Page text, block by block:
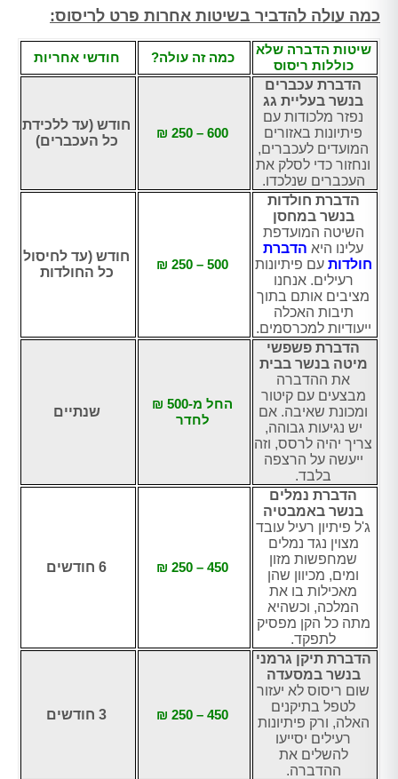
כמה עולה להדביר בשיטות אחרות פרט לריסוס:
שיטות הדברה שלא
כוללות ריסוס
כמה זה עולה?
חודשי אחריות
הדברת עכברים
בנשר בעליית גג
נפזר מלכודות עם
פיתיונות באזורים
המועדים לעכברים,
ונחזור כדי לסלק את
העכברים שנלכדו.
600 – 250 ₪
חודש (עד ללכידת
כל העכברים)
הדברת חולדות
בנשר במחסן
השיטה המועדפת
עלינו היא הדברת
חולדות עם פיתיונות
רעילים. אנחנו
מציבים אותם בתוך
תיבות האכלה
ייעודיות למכרסמים.
500 – 250 ₪
חודש (עד לחיסול
כל החולדות
הדברת פשפשי
מיטה בנשר בבית
את ההדברה
מבצעים עם קיטור
ומכונת שאיבה. אם
יש נגיעות גבוהה,
צריך יהיה לרסס, וזה
ייעשה על הרצפה
בלבד.
החל מ-500 ₪
לחדר
שנתיים
הדברת נמלים
בנשר באמבטיה
ג'ל פיתיון רעיל עובד
מצוין נגד נמלים
שמחפשות מזון
ומים, מכיוון שהן
מאכילות בו את
המלכה, וכשהיא
מתה כל הקן מפסיק
לתפקד.
450 – 250 ₪ 6 חודשים
הדברת תיקן גרמני
בנשר במסעדה
שום ריסוס לא יעזור
לטפל בתיקנים
האלה, ורק פיתיונות
רעילים יסייעו
להשלים את
ההדברה.
450 – 250 ₪ 3 חודשים